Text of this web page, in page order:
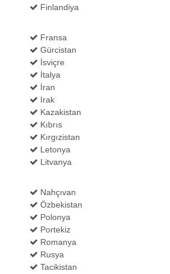
Finlandiya
Fransa
Gürcistan
İsviçre
İtalya
İran
Irak
Kazakistan
Kıbrıs
Kırgızistan
Letonya
Litvanya
Nahçıvan
Özbekistan
Polonya
Portekiz
Romanya
Rusya
Tacikistan